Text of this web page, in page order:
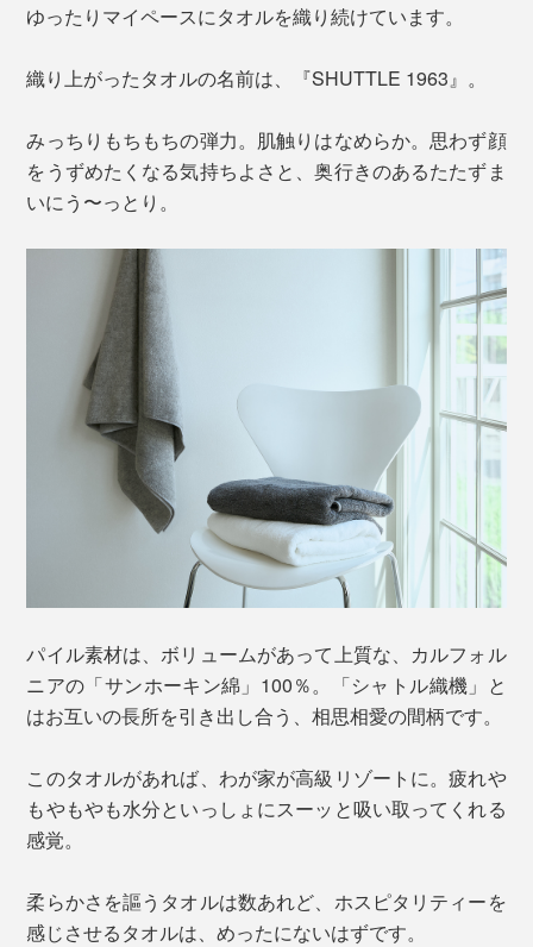
ゆったりマイペースにタオルを織り続けています。
織り上がったタオルの名前は、『SHUTTLE 1963』。
みっちりもちもちの弾力。肌触りはなめらか。思わず顔
をうずめたくなる気持ちよさと、奥行きのあるたたずま
いにう〜っとり。
パイル素材は、ボリュームがあって上質な、カルフォル
ニアの「サンホーキン綿」100％。「シャトル織機」と
はお互いの長所を引き出し合う、相思相愛の間柄です。
このタオルがあれば、わが家が高級リゾートに。疲れや
もやもやも水分といっしょにスーッと吸い取ってくれる
感覚。
柔らかさを謳うタオルは数あれど、ホスピタリティーを
感じさせるタオルは、めったにないはずです。